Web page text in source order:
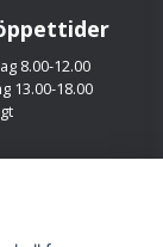
8.00-12.00
13.00-18.00